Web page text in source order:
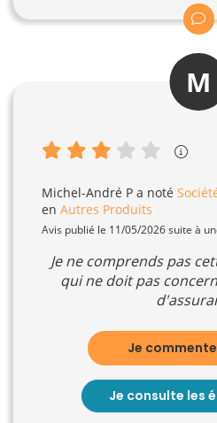
M
Michel-André P a noté
en Autres Produits
Avis publié le 11/05/2026 suite à
Je ne comprends pas
qui ne doit pas
Je
Je consulte les